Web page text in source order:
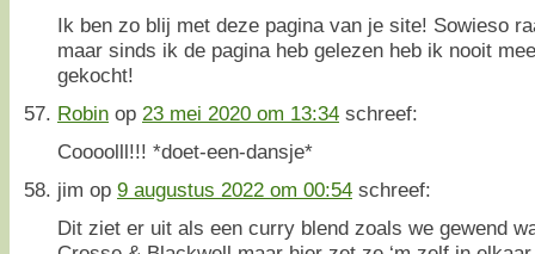
Ik ben zo blij met deze pagina van je site! Sowieso
maar sinds ik de pagina heb gelezen heb ik nooit
gekocht!
Robin op 23 mei 2020 om 13:34 schreef:
Coooolll!!! *doet-een-dansje*
jim op 9 augustus 2022 om 00:54 schreef:
Dit ziet er uit als een curry blend zoals we gewend